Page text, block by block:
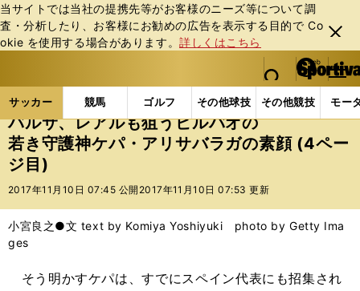
当サイトでは当社の提携先等がお客様のニーズ等について調
査・分析したり、お客様にお勧めの広告を表⽰する⽬的で Co
okie を使⽤する場合があります。詳しくはこちら
閉じ
る
web Sportiva (webスポルティーバ)
検索
マイペ
ー
ジ
メニュ
サッカー 競馬 ゴルフ その他球技 その他競技 モー
ス
ポ
ル
テ
ー
バ
サッカーの記事一覧 海外サッカー 海外サッカー
バルサ、レアルも狙うビルバオの
若き守護神ケパ・アリサバラガの素顔 (4ペー
ジ目)
2017年11月10日 07:45 公開 2017年11月10日 07:53 更新
小宮良之●文 text by Komiya Yoshiyuki photo by Getty Ima
ges
そう明かすケパは、すでにスペイン代表にも招集され